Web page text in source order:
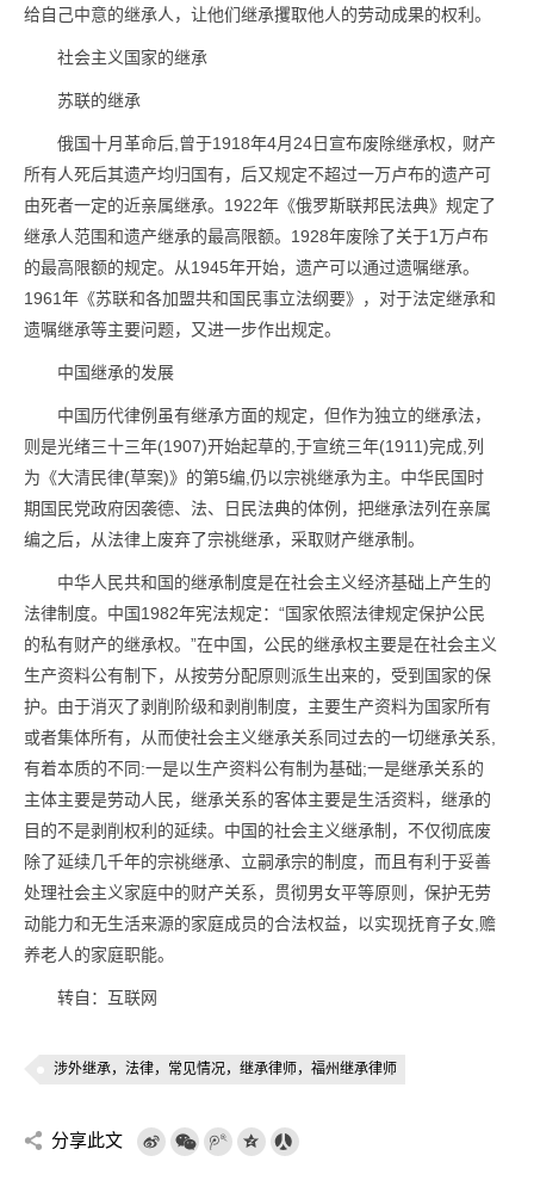
给自己中意的继承人，让他们继承攫取他人的劳动成果的权利。
社会主义国家的继承
苏联的继承
俄国十月革命后,曾于1918年4月24日宣布废除继承权，财产
所有人死后其遗产均归国有，后又规定不超过一万卢布的遗产可
由死者一定的近亲属继承。1922年《俄罗斯联邦民法典》规定了
继承人范围和遗产继承的最高限额。1928年废除了关于1万卢布
的最高限额的规定。从1945年开始，遗产可以通过遗嘱继承。
1961年《苏联和各加盟共和国民事立法纲要》，对于法定继承和
遗嘱继承等主要问题，又进一步作出规定。
中国继承的发展
中国历代律例虽有继承方面的规定，但作为独立的继承法，
则是光绪三十三年(1907)开始起草的,于宣统三年(1911)完成,列
为《大清民律(草案)》的第5编,仍以宗祧继承为主。中华民国时
期国民党政府因袭德、法、日民法典的体例，把继承法列在亲属
编之后，从法律上废弃了宗祧继承，采取财产继承制。
中华人民共和国的继承制度是在社会主义经济基础上产生的
法律制度。中国1982年宪法规定：“国家依照法律规定保护公民
的私有财产的继承权。”在中国，公民的继承权主要是在社会主义
生产资料公有制下，从按劳分配原则派生出来的，受到国家的保
护。由于消灭了剥削阶级和剥削制度，主要生产资料为国家所有
或者集体所有，从而使社会主义继承关系同过去的一切继承关系,
有着本质的不同:一是以生产资料公有制为基础;一是继承关系的
主体主要是劳动人民，继承关系的客体主要是生活资料，继承的
目的不是剥削权利的延续。中国的社会主义继承制，不仅彻底废
除了延续几千年的宗祧继承、立嗣承宗的制度，而且有利于妥善
处理社会主义家庭中的财产关系，贯彻男女平等原则，保护无劳
动能力和无生活来源的家庭成员的合法权益，以实现抚育子女,赡
养老人的家庭职能。
转自：互联网
涉外继承，法律，常见情况，继承律师，福州继承律师
分享此文